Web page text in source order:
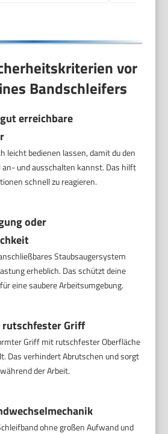
vor
Bandschleifers
erreichbare
leicht bedienen lassen, damit du den
und ausschalten kannst. Das hilft
schnell zu reagieren.
oder
Staubsaugersystem
erheblich. Das schützt deine
eine saubere Arbeitsumgebung.
Griff
Griff mit rutschfester Oberfläche
Das verhindert Abrutschen und sorgt
der Arbeit.
ohne großen Aufwand und